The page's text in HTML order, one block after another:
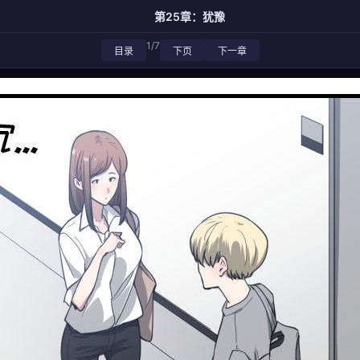
第25章：犹豫
目录 1/7 下页 下一章